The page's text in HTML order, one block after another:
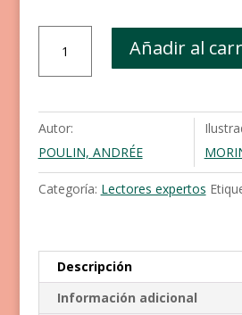
plástico
Añadir al
Autor:
POULIN, ANDRÉE
Categoría: Lectores expertos
Descripción
Información adicional